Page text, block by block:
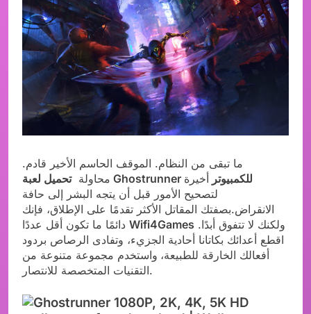
ما تبقى من النظام. الموقف الحاسم الأخير قادم.
محاولة
تحميل لعبة Ghostrunner للكمبيوتر أخيرة
لتصحيح الأمور قبل أن يتجه البشر إلى حافة
الانقراض.بصفتك المقاتل الأكثر تقدمًا على الإطلاق، فإنك
Wifi4Games
اقطع أعدائك بكاتانا أحادية الجزيء، وتفادى الرصاص بردود
أفعالك الخارقة للطبيعة، واستخدم مجموعة متنوعة من
التقنيات المتخصصة للانتصار.